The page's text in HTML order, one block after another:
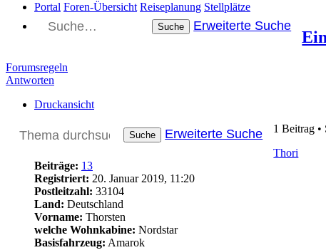
Portal Foren-Übersicht Reiseplanung Stellplätze
Suche Erweiterte Suche
Forumsregeln
Antworten
Druckansicht
Suche Erweiterte Suche 1 Beitrag •
Thori
Beiträge: 13
Registriert: 20. Januar 2019, 11:20
Postleitzahl: 33104
Land: Deutschland
Vorname: Thorsten
welche Wohnkabine: Nordstar
Basisfahrzeug: Amarok